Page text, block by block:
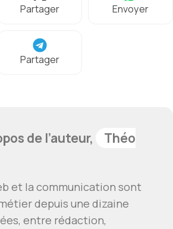
Partager Envoyer
Partager
de l’auteur,
Théo
et la communication sont
depuis une dizaine
entre rédaction,